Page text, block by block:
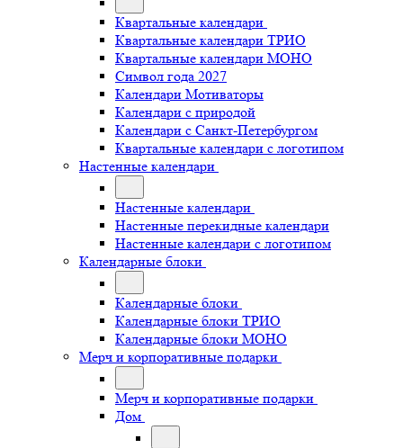
Квартальные календари
Квартальные календари ТРИО
Квартальные календари МОНО
Символ года 2027
Календари Мотиваторы
Календари с природой
Календари с Санкт-Петербургом
Квартальные календари с логотипом
Настенные календари
Настенные календари
Настенные перекидные календари
Настенные календари с логотипом
Календарные блоки
Календарные блоки
Календарные блоки ТРИО
Календарные блоки МОНО
Мерч и корпоративные подарки
Мерч и корпоративные подарки
Дом